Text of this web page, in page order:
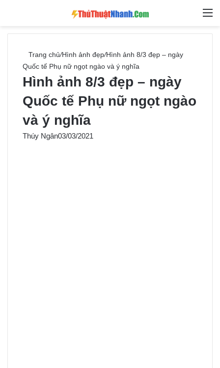
Tìm
Trang chủ/Hình ảnh đẹp/Hình ảnh 8/3 đẹp – ngày
Quốc tế Phụ nữ ngọt ngào và ý nghĩa
Hình ảnh 8/3 đẹp – ngày
Quốc tế Phụ nữ ngọt ngào
và ý nghĩa
Thúy Ngân03/03/2021